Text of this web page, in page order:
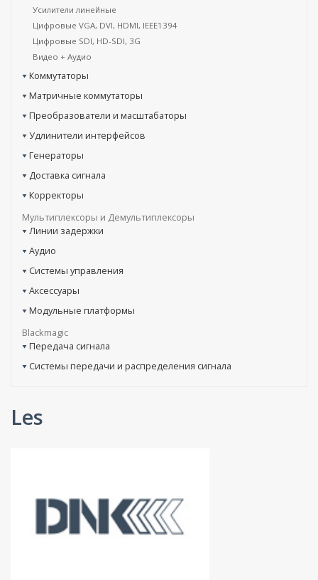
Усилители линейные
Цифровые VGA, DVI, HDMI, IEEE1394
Цифровые SDI, HD-SDI, 3G
Видео + Аудио
Коммутаторы
Матричные коммутаторы
Преобразователи и масштабаторы
Удлинители интерфейсов
Генераторы
Доставка сигнала
Корректоры
Мультиплексоры и Демультиплексоры
Линии задержки
Аудио
Системы управления
Аксессуары
Модульные платформы
Blackmagic
Передача сигнала
Системы передачи и распределения сигнала
Les